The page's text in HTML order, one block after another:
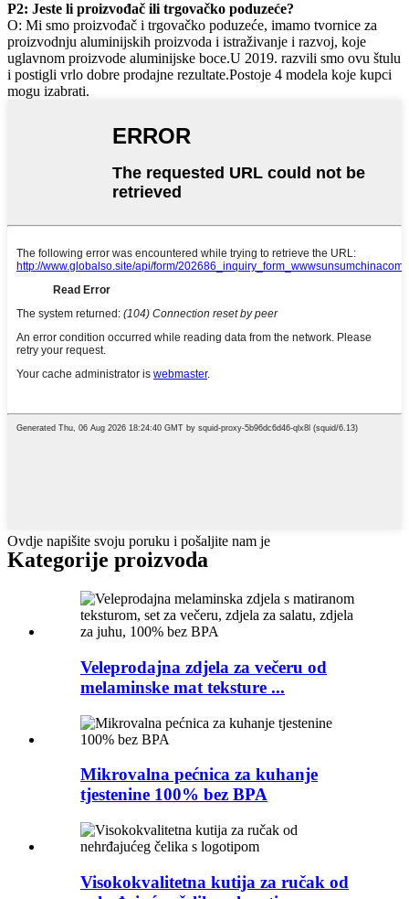
P2: Jeste li proizvođač ili trgovačko poduzeće?
O: Mi smo proizvođač i trgovačko poduzeće, imamo tvornice za
proizvodnju aluminijskih proizvoda i istraživanje i razvoj, koje
uglavnom proizvode aluminijske boce.U 2019. razvili smo ovu štulu
i postigli vrlo dobre prodajne rezultate.Postoje 4 modela koje kupci
mogu izabrati.
Ovdje napišite svoju poruku i pošaljite nam je
Kategorije proizvoda
Veleprodajna zdjela za večeru od
melaminske mat teksture ...
Mikrovalna pećnica za kuhanje
tjestenine 100% bez BPA
Visokokvalitetna kutija za ručak od